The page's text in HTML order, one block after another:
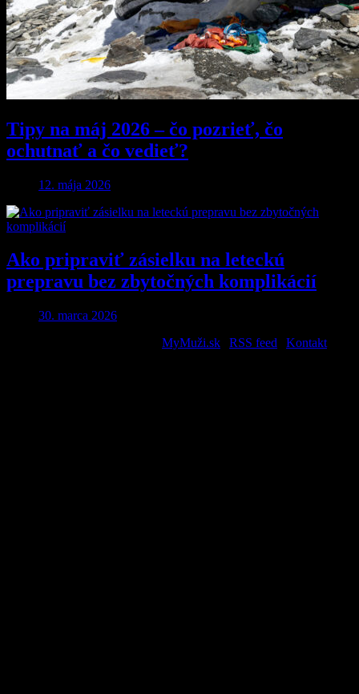
Tipy na máj 2026 – čo pozrieť, čo
ochutnať a čo vedieť?
12. mája 2026
Ako pripraviť zásielku na leteckú
prepravu bez zbytočných komplikácií
30. marca 2026
MyMuži.sk RSS feed Kontakt